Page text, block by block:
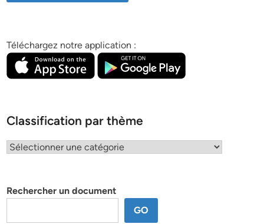
Téléchargez notre application :
Classification par thème
Classification
Rechercher un document
GO